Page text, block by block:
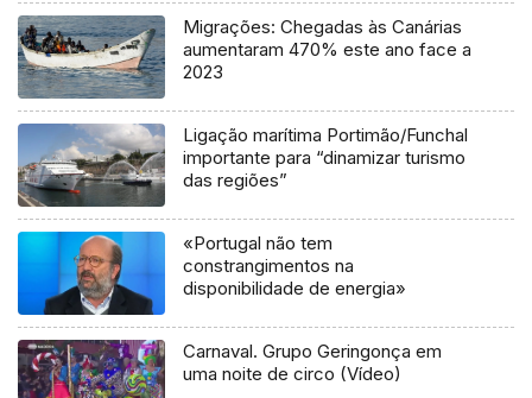
Migrações: Chegadas às Canárias
aumentaram 470% este ano face a
2023
Ligação marítima Portimão/Funchal
importante para “dinamizar turismo
das regiões”
«Portugal não tem
constrangimentos na
disponibilidade de energia»
Carnaval. Grupo Geringonça em
uma noite de circo (Vídeo)